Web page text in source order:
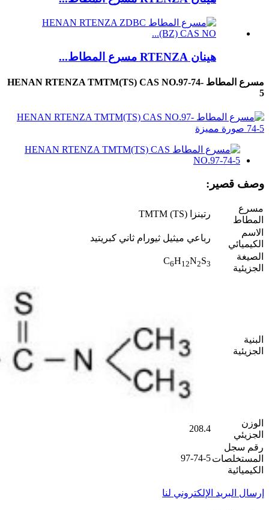
هينان RTENZA مسرع المطاط...
مسرع المطاط HENAN RTENZA TMTM(TS) CAS NO.97-74-
5
وصف قصير:
مسرع
المطاط
رتينزا TMTM (TS)
الاسم
الكيميائي
رباعي ميثيل ثيورام ثاني كبريتيد
الصيغة
الجزيئية
C6H12N2S3
البنية
الجزيئية
الوزن
الجزيئي
208.4
رقم سجل
المستخلصات
الكيميائية
97-74-5
إرسال البريد الإلكتروني لنا